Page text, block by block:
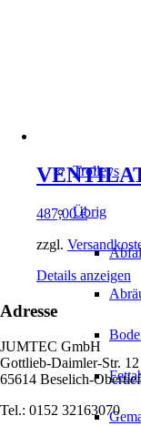
Trolleys
Übrig
487,00€
zzgl.
Details anzeigen
Adresse
JUMTEC GmbH
Gottlieb-Daimler-Str. 12
65614 Beselich-
Tel.: 0152 32163070